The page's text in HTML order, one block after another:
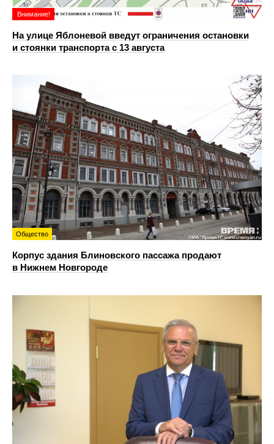
Внимание!
На улице Яблоневой введут ограничения остановки
и стоянки транспорта с 13 августа
Общество
Корпус здания Блиновского пассажа продают
в Нижнем Новгороде